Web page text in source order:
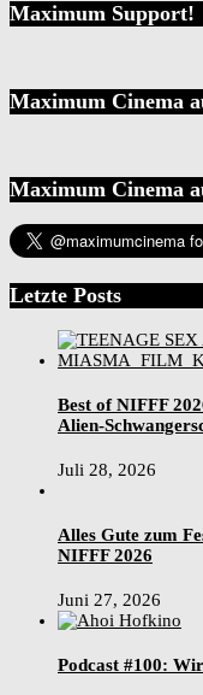
Maximum Support!
Maximum Cinema
Maximum Cinema
Letzte Posts
Best of NIFFF
Alien-
Juli 28, 2026
Alles Gute zum
NIFFF 2026
Juni 27, 2026
Podcast #100: